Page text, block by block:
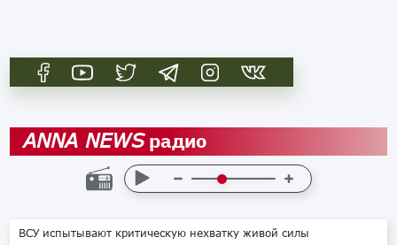
ANNA NEWSрадио
ВСУ испытывают критическую нехватку живой силы